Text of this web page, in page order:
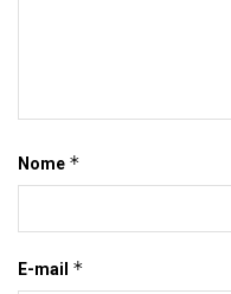
Nome *
E-mail *